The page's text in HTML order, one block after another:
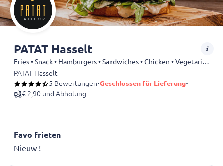
PATAT Hasselt
Fries • Snack • Hamburgers • Sandwiches • Chicken • Vegetarian • Snackbar • Dessert
PATAT Hasselt
5 Bewertungen•Geschlossen für Lieferung•
€ 2,90 und Abholung
Favo frieten
Nieuw !